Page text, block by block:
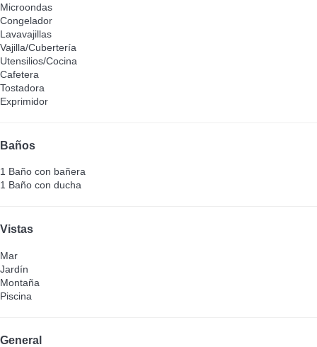
Microondas
Congelador
Lavavajillas
Vajilla/Cubertería
Utensilios/Cocina
Cafetera
Tostadora
Exprimidor
Baños
1 Baño con bañera
1 Baño con ducha
Vistas
Mar
Jardín
Montaña
Piscina
General